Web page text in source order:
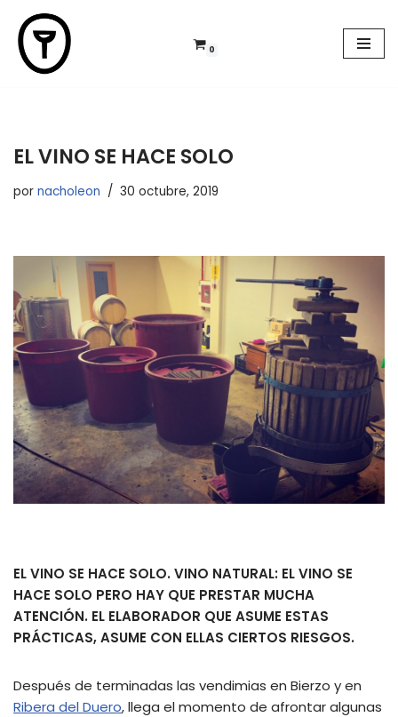
Saltar
al
0
EL VINO SE HACE SOLO
por nacholeon 30 octubre, 2019
EL VINO SE HACE SOLO. VINO NATURAL: EL VINO SE
HACE SOLO PERO HAY QUE PRESTAR MUCHA
ATENCIÓN. EL ELABORADOR QUE ASUME ESTAS
PRÁCTICAS, ASUME CON ELLAS CIERTOS RIESGOS.
Después de terminadas las vendimias en Bierzo y en
Ribera del Duero, llega el momento de afrontar algunas